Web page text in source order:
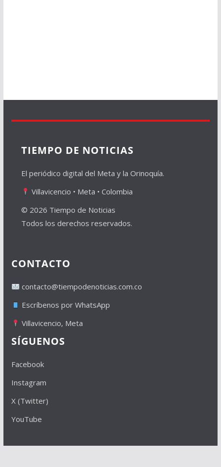
TIEMPO DE NOTICIAS
El periódico digital del Meta y la Orinoquía.
Villavicencio • Meta • Colombia
© 2026 Tiempo de Noticias
Todos los derechos reservados.
CONTACTO
contacto@tiempodenoticias.com.co
Escríbenos por WhatsApp
Villavicencio, Meta
SÍGUENOS
Facebook
Instagram
X (Twitter)
YouTube